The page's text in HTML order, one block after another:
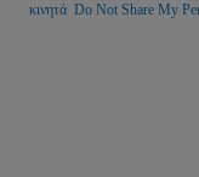
κινητά Do Not Share My